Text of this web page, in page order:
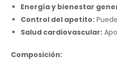
Energía y bienestar
Control del apetito:
Salud cardiovascular:
Composición: